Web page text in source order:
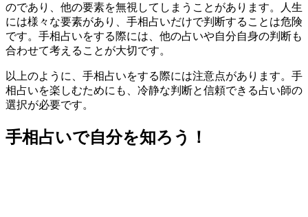
のであり、他の要素を無視してしまうことがあります。人生
には様々な要素があり、手相占いだけで判断することは危険
です。手相占いをする際には、他の占いや自分自身の判断も
合わせて考えることが大切です。
以上のように、手相占いをする際には注意点があります。手
相占いを楽しむためにも、冷静な判断と信頼できる占い師の
選択が必要です。
手相占いで自分を知ろう！